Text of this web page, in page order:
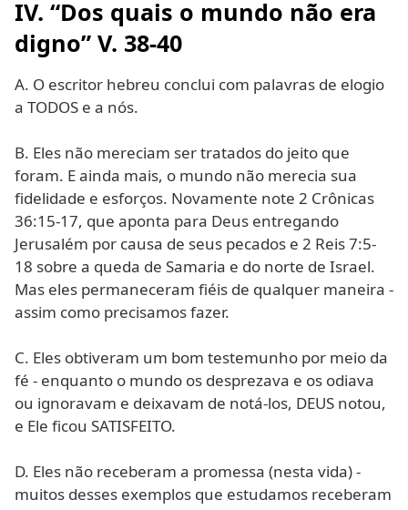
IV. “Dos quais o mundo não era
digno” V. 38-40
A. O escritor hebreu conclui com palavras de elogio
a TODOS e a nós.
B. Eles não mereciam ser tratados do jeito que
foram. E ainda mais, o mundo não merecia sua
fidelidade e esforços. Novamente note 2 Crônicas
36:15-17, que aponta para Deus entregando
Jerusalém por causa de seus pecados e 2 Reis 7:5-
18 sobre a queda de Samaria e do norte de Israel.
Mas eles permaneceram fiéis de qualquer maneira -
assim como precisamos fazer.
C. Eles obtiveram um bom testemunho por meio da
fé - enquanto o mundo os desprezava e os odiava
ou ignoravam e deixavam de notá-los, DEUS notou,
e Ele ficou SATISFEITO.
D. Eles não receberam a promessa (nesta vida) -
muitos desses exemplos que estudamos receberam